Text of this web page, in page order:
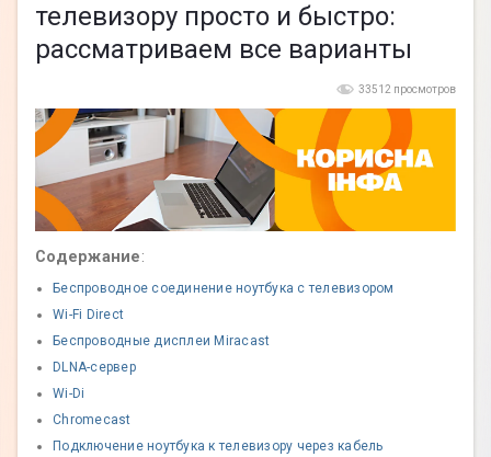
телевизору просто и быстро:
рассматриваем все варианты
33512 просмотров
Содержание:
Беспроводное соединение ноутбука с телевизором
Wi-Fi Direct
Беспроводные дисплеи Miracast
DLNA-сервер
Wi-Di
Chromecast
Подключение ноутбука к телевизору через кабель